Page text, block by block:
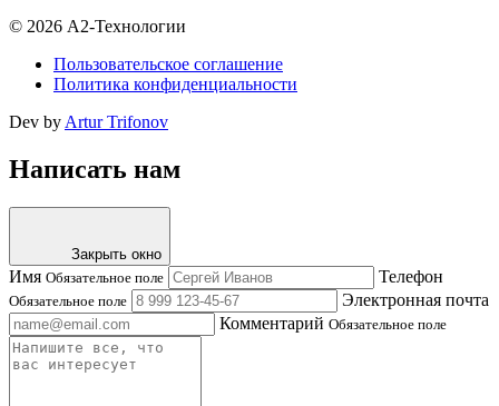
© 2026 А2-Технологии
Пользовательское соглашение
Политика конфиденциальности
Dev by Artur Trifonov
Написать нам
Закрыть окно
Имя Обязательное поле Телефон
Обязательное поле
Электронная почта
Комментарий Обязательное поле